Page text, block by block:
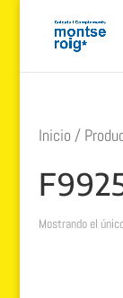
Inicio /
Mostrando el